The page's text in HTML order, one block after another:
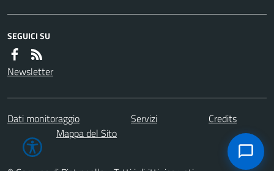
SEGUICI SU
Newsletter
Dati monitoraggio Servizi
Credits
Mappa del Sito